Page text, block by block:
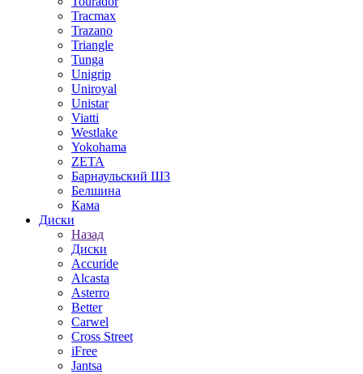
Tracmax
Trazano
Triangle
Tunga
Unigrip
Uniroyal
Unistar
Viatti
Westlake
Yokohama
ZETA
Барнаульский ШЗ
Белшина
Кама
Диски
Назад
Диски
Accuride
Alcasta
Asterro
Better
Carwel
Cross Street
iFree
Jantsa